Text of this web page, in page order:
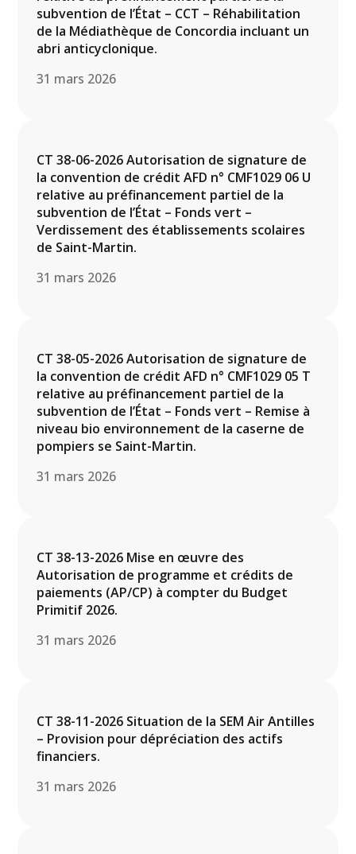
subvention de l’État – CCT – Réhabilitation
de la Médiathèque de Concordia incluant un
abri anticyclonique.
31 mars 2026
CT 38-06-2026 Autorisation de signature de
la convention de crédit AFD n° CMF1029 06 U
relative au préfinancement partiel de la
subvention de l’État – Fonds vert –
Verdissement des établissements scolaires
de Saint-Martin.
31 mars 2026
CT 38-05-2026 Autorisation de signature de
la convention de crédit AFD n° CMF1029 05 T
relative au préfinancement partiel de la
subvention de l’État – Fonds vert – Remise à
niveau bio environnement de la caserne de
pompiers se Saint-Martin.
31 mars 2026
CT 38-13-2026 Mise en œuvre des
Autorisation de programme et crédits de
paiements (AP/CP) à compter du Budget
Primitif 2026.
31 mars 2026
CT 38-11-2026 Situation de la SEM Air Antilles
– Provision pour dépréciation des actifs
financiers.
31 mars 2026